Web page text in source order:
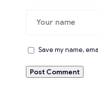
Save my name,